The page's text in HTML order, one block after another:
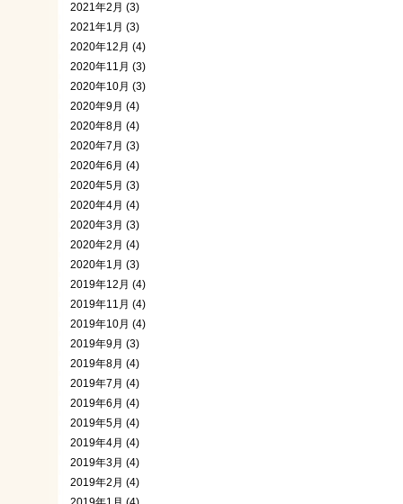
2021年2月 (3)
2021年1月 (3)
2020年12月 (4)
2020年11月 (3)
2020年10月 (3)
2020年9月 (4)
2020年8月 (4)
2020年7月 (3)
2020年6月 (4)
2020年5月 (3)
2020年4月 (4)
2020年3月 (3)
2020年2月 (4)
2020年1月 (3)
2019年12月 (4)
2019年11月 (4)
2019年10月 (4)
2019年9月 (3)
2019年8月 (4)
2019年7月 (4)
2019年6月 (4)
2019年5月 (4)
2019年4月 (4)
2019年3月 (4)
2019年2月 (4)